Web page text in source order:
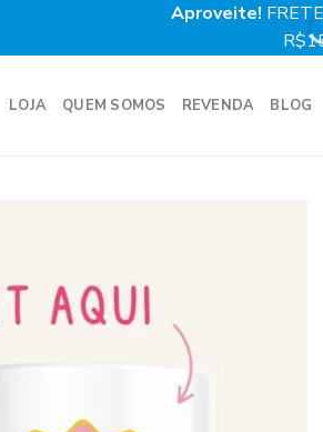
Aproveite!
LOJA QUEM SOMOS REVENDA BLOG